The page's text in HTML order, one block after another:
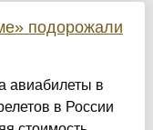
подорожали
авиабилеты в
в России